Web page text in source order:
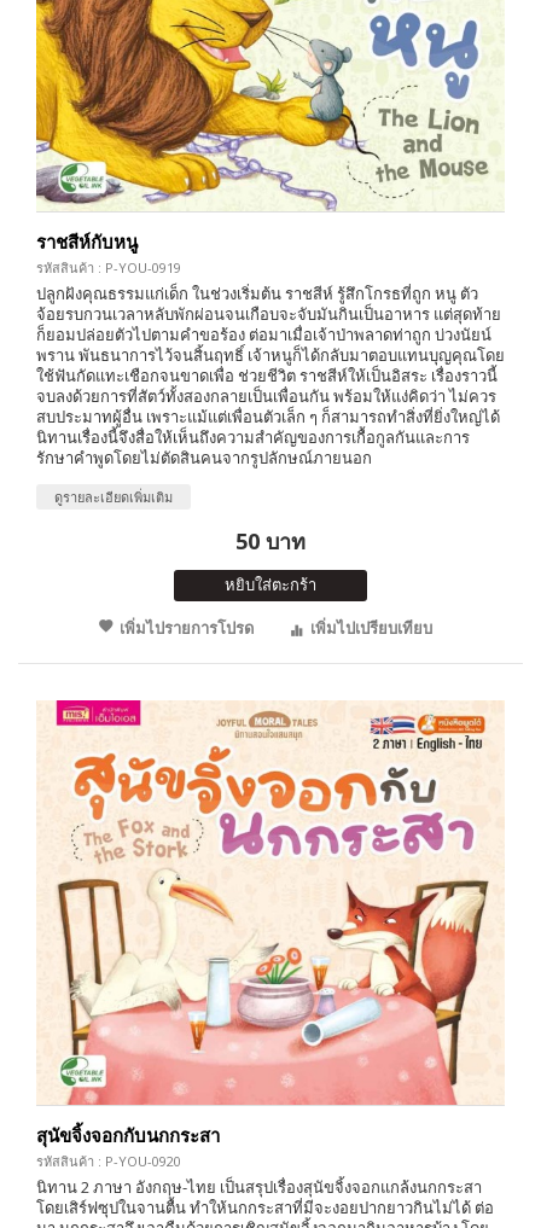
ราชสีห์กับหนู
รหัสสินค้า : P-YOU-0919
ปลูกฝังคุณธรรมแก่เด็ก ในช่วงเริ่มต้น ราชสีห์ รู้สึกโกรธที่ถูก หนู ตัว
จ้อยรบกวนเวลาหลับพักผ่อนจนเกือบจะจับมันกินเป็นอาหาร แต่สุดท้าย
ก็ยอมปล่อยตัวไปตามคำขอร้อง ต่อมาเมื่อเจ้าป่าพลาดท่าถูก บ่วงนัยน์
พราน พันธนาการไว้จนสิ้นฤทธิ์ เจ้าหนูก็ได้กลับมาตอบแทนบุญคุณโดย
ใช้ฟันกัดแทะเชือกจนขาดเพื่อ ช่วยชีวิต ราชสีห์ให้เป็นอิสระ เรื่องราวนี้
จบลงด้วยการที่สัตว์ทั้งสองกลายเป็นเพื่อนกัน พร้อมให้แง่คิดว่า ไม่ควร
สบประมาทผู้อื่น เพราะแม้แต่เพื่อนตัวเล็ก ๆ ก็สามารถทำสิ่งที่ยิ่งใหญ่ได้
นิทานเรื่องนี้จึงสื่อให้เห็นถึงความสำคัญของการเกื้อกูลกันและการ
รักษาคำพูดโดยไม่ตัดสินคนจากรูปลักษณ์ภายนอก
ดูรายละเอียดเพิ่มเติม
50 บาท
หยิบใส่ตะกร้า
เพิ่มไปรายการโปรด
เพิ่มไปเปรียบเทียบ
สุนัขจิ้งจอกกับนกกระสา
รหัสสินค้า : P-YOU-0920
นิทาน 2 ภาษา อังกฤษ-ไทย เป็นสรุปเรื่องสุนัขจิ้งจอกแกล้งนกกระสา
โดยเสิร์ฟซุปในจานตื้น ทำให้นกกระสาที่มีจะงอยปากยาวกินไม่ได้ ต่อ